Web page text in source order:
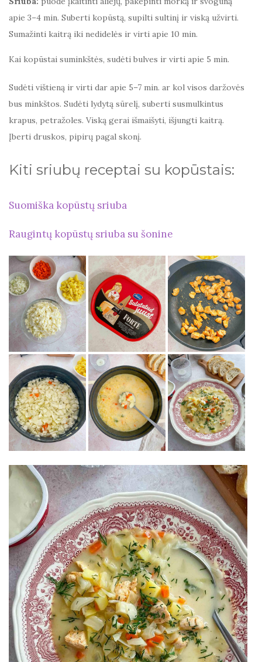
apie 3–4 min. Suberti kopūstą, supilti sultinį ir viską užvirti.
Sumažinti kaitrą iki nedidelės ir virti apie 10 min.
Kai kopūstai suminkštės, sudėti bulves ir virti apie 5 min.
Sudėti vištieną ir virti dar apie 5–7 min. ar kol visos daržovės
bus minkštos. Sudėti lydytą sūrelį, suberti susmulkintus
krapus, petražoles. Viską gerai išmaišyti, išjungti kaitrą.
Įberti druskos, pipirų pagal skonį.
Kiti sriubų receptai su kopūstais:
Suomiška kopūstų sriuba
Raugintų kopūstų sriuba su šonine